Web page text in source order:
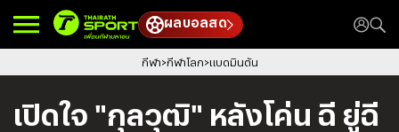
ผลบอลสด
กีฬา กีฬาโลก แบดมินตัน
เปิดใจ "กุลวุฒิ" หลังโค่น ฉี ยู่ฉี